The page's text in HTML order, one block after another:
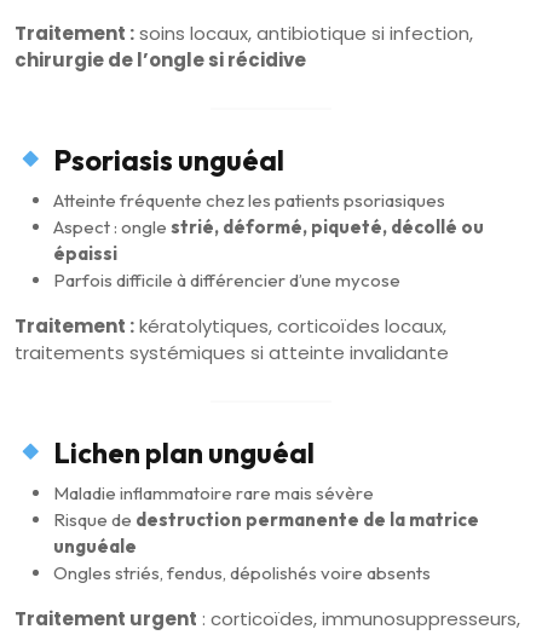
Traitement :soins locaux, antibiotique si infection,
chirurgie de l’ongle si récidive
Psoriasis unguéal
Atteinte fréquente chez les patients psoriasiques
Aspect : ongle strié, déformé, piqueté, décollé ou
épaissi
Parfois difficile à différencier d’une mycose
Traitement :kératolytiques, corticoïdes locaux,
traitements systémiques si atteinte invalidante
Lichen plan unguéal
Maladie inflammatoire rare mais sévère
Risque de destruction permanente de la matrice
unguéale
Ongles striés, fendus, dépolishés voire absents
Traitement urgent : corticoïdes, immunosuppresseurs,